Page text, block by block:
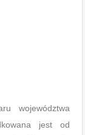
województwa
jest od